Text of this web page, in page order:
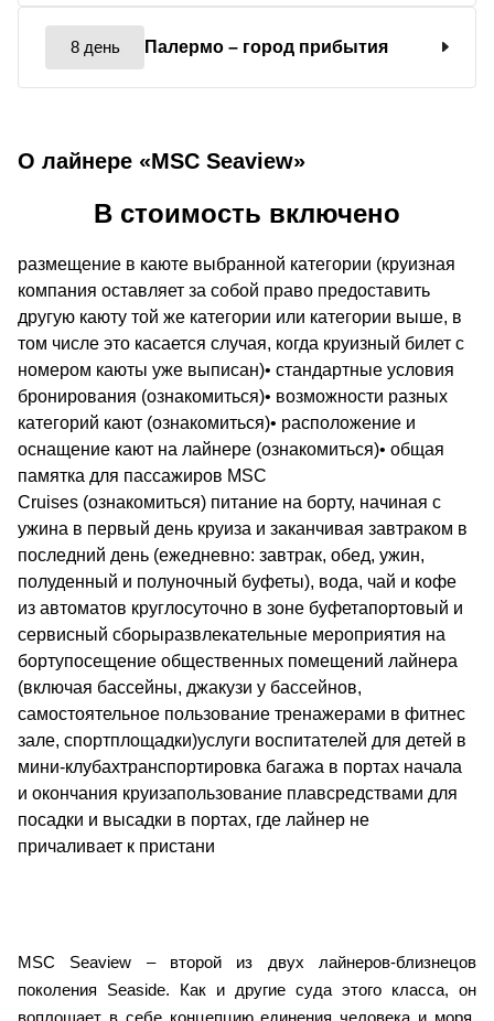
8 день Палермо – город прибытия
О лайнере «MSC Seaview»
MSC Seaview – второй из двух лайнеров-близнецов
поколения Seaside. Как и другие суда этого класса, он
воплощает в себе концепцию единения человека и моря.
В стоимость включено
размещение в каюте выбранной категории (круизная
компания оставляет за собой право предоставить
другую каюту той же категории или категории выше, в
том числе это касается случая, когда круизный билет с
номером каюты уже выписан)• стандартные условия
бронирования (ознакомиться)• возможности разных
категорий кают (ознакомиться)• расположение и
оснащение кают на лайнере (ознакомиться)• общая
памятка для пассажиров MSC
Cruises (ознакомиться) питание на борту, начиная с
ужина в первый день круиза и заканчивая завтраком в
последний день (ежедневно: завтрак, обед, ужин,
полуденный и полуночный буфеты), вода, чай и кофе
из автоматов круглосуточно в зоне буфетапортовый и
сервисный сборыразвлекательные мероприятия на
бортупосещение общественных помещений лайнера
(включая бассейны, джакузи у бассейнов,
самостоятельное пользование тренажерами в фитнес
зале, спортплощадки)услуги воспитателей для детей в
мини-клубахтранспортировка багажа в портах начала
и окончания круизапользование плавсредствами для
посадки и высадки в портах, где лайнер не
причаливает к пристани